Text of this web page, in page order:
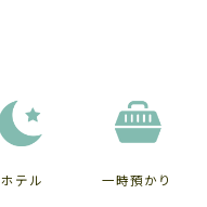
ホテル 一時預かり